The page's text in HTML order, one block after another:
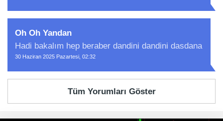
Oh Oh Yandan
Hadi bakalım hep beraber dandini dandini dasdana
30 Haziran 2025 Pazartesi, 02:32
Tüm Yorumları Göster